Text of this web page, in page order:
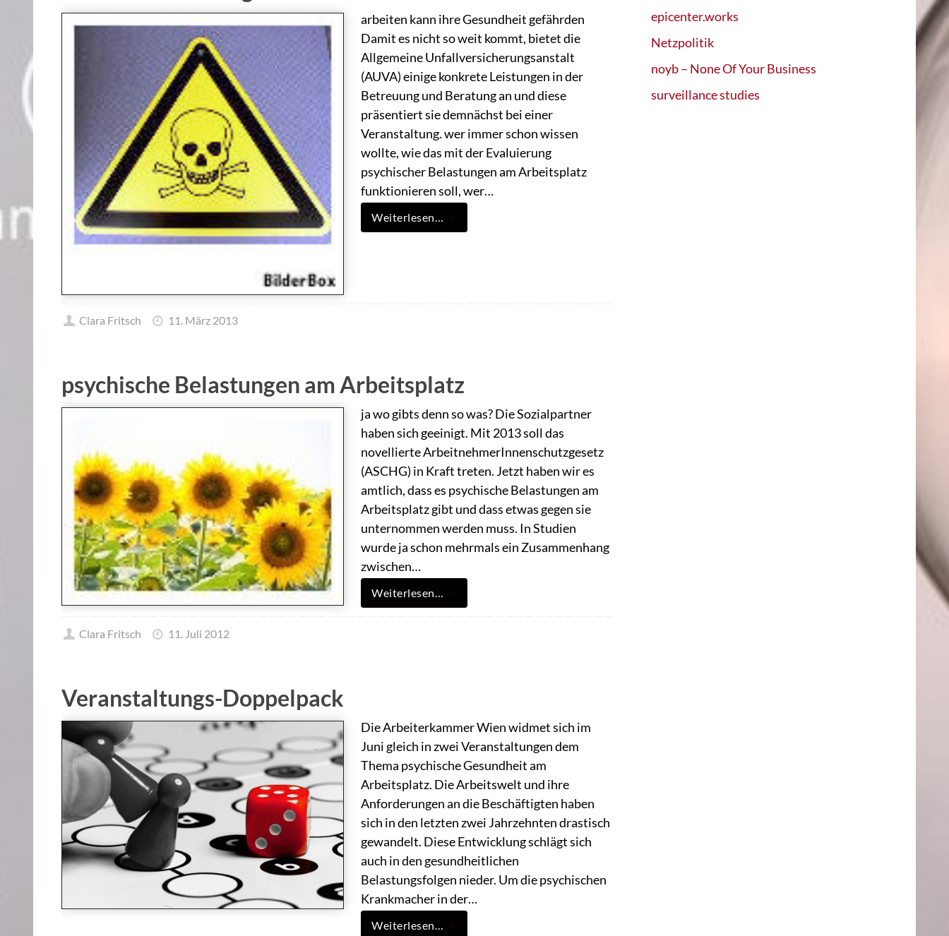
arbeiten kann ihre Gesundheit gefährden
Damit es nicht so weit kommt, bietet die
Allgemeine Unfallversicherungsanstalt
(AUVA) einige konkrete Leistungen in der
Betreuung und Beratung an und diese
präsentiert sie demnächst bei einer
Veranstaltung. wer immer schon wissen
wollte, wie das mit der Evaluierung
psychischer Belastungen am Arbeitsplatz
funktionieren soll, wer…
Weiterlesen…
Clara Fritsch 11. März 2013
psychische Belastungen am Arbeitsplatz
ja wo gibts denn so was? Die Sozialpartner
haben sich geeinigt. Mit 2013 soll das
novellierte ArbeitnehmerInnenschutzgesetz
(ASCHG) in Kraft treten. Jetzt haben wir es
amtlich, dass es psychische Belastungen am
Arbeitsplatz gibt und dass etwas gegen sie
unternommen werden muss. In Studien
wurde ja schon mehrmals ein Zusammenhang
zwischen…
Weiterlesen…
Clara Fritsch 11. Juli 2012
Veranstaltungs-Doppelpack
Die Arbeiterkammer Wien widmet sich im
Juni gleich in zwei Veranstaltungen dem
Thema psychische Gesundheit am
Arbeitsplatz. Die Arbeitswelt und ihre
Anforderungen an die Beschäftigten haben
sich in den letzten zwei Jahrzehnten drastisch
gewandelt. Diese Entwicklung schlägt sich
auch in den gesundheitlichen
Belastungsfolgen nieder. Um die psychischen
Krankmacher in der…
Weiterlesen…
epicenter.works
Netzpolitik
noyb – None Of Your Business
surveillance studies